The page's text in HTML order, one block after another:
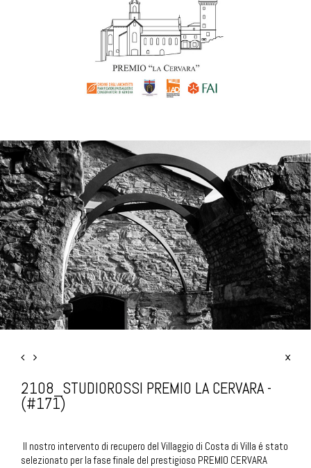
2108_STUDIOROSSI PREMIO LA CERVARA -
(#171)
Il nostro intervento di recupero del Villaggio di Costa di Villa é stato
selezionato per la fase finale del prestigioso PREMIO CERVARA